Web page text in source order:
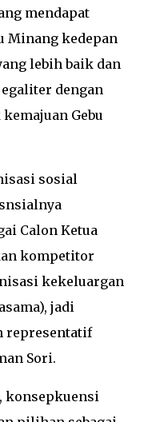
mendapat
Minang kedepan
lebih baik dan
dengan
Gebu
sosial
Calon Ketua
kompetitor
kekeluargan
jadi
representatif
Sori.
konsepkuensi